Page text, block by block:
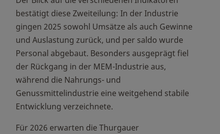
bestätigt diese Zweiteilung: In der Industrie
gingen 2025 sowohl Umsätze als auch Gewinne
und Auslastung zurück, und per saldo wurde
Personal abgebaut. Besonders ausgeprägt fiel
der Rückgang in der MEM-Industrie aus,
während die Nahrungs- und
Genussmittelindustrie eine weitgehend stabile
Entwicklung verzeichnete.
Für 2026 erwarten die Thurgauer